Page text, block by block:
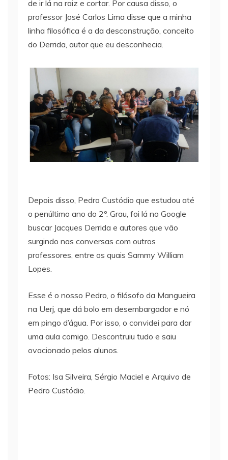
de ir lá na raiz e cortar. Por causa disso, o
professor José Carlos Lima disse que a minha
linha filosófica é a da desconstrução, conceito
do Derrida, autor que eu desconhecia.
Depois disso, Pedro Custódio que estudou até
o penúltimo ano do 2º. Grau, foi lá no Google
buscar Jacques Derrida e autores que vão
surgindo nas conversas com outros
professores, entre os quais Sammy William
Lopes.
Esse é o nosso Pedro, o filósofo da Mangueira
na Uerj, que dá bolo em desembargador e nó
em pingo d’água. Por isso, o convidei para dar
uma aula comigo. Descontruiu tudo e saiu
ovacionado pelos alunos.
Fotos: Isa Silveira, Sérgio Maciel e Arquivo de
Pedro Custódio.